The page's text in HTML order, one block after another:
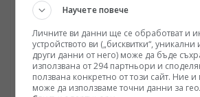
ПОГЛЕД КЪМ КИТАЙ
Астронавтите от „Шънджоу-21“
по повод Деня на Космоса
Научете повече
Личните ви данни ще се обработват и
устройството ви („бисквитки“,
други данни от него) може да бъде
използвана от 294 партньори и
ползвана конкретно от този сайт. Ние
може да използваме точни данни за